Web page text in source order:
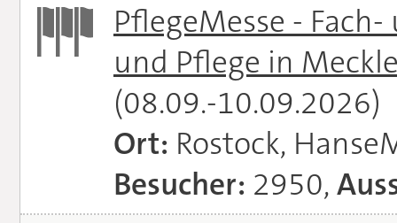
PflegeMesse -
und Pflege in
(08.09.-10.09.2026)
Ort: Rostock,
Besucher: 2950,